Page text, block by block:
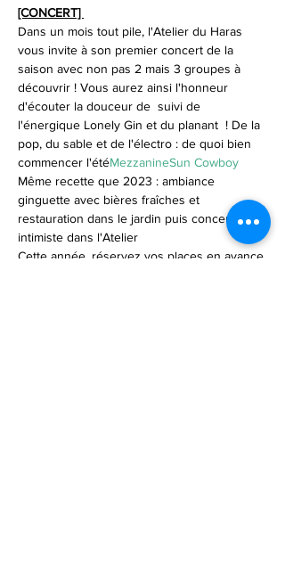
[CONCERT]
Dans un mois tout pile, l'Atelier du Haras
vous invite à son premier concert de la
saison avec non pas 2 mais 3 groupes à
découvrir ! Vous aurez ainsi l'honneur
d'écouter la douceur de suivi de
l'énergique Lonely Gin et du planant ! De la
pop, du sable et de l'électro : de quoi bien
commencer l'étéMezzanineSun Cowboy
Même recette que 2023 : ambiance
ginguette avec bières fraîches et
restauration dans le jardin puis concert
intimiste dans l'Atelier
Cette année, réservez vos places en avance